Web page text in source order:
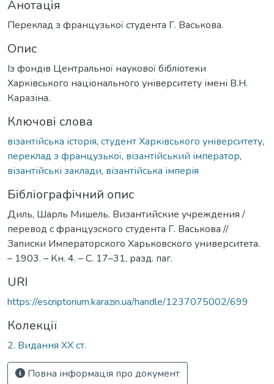
Анотація
Переклад з французької студента Г. Васькова.
Опис
Із фондів Центральної наукової бібліотеки
Харківського національного університету імені В.Н.
Каразіна.
Ключові слова
візантійська історія, студент Харківського університету,
переклад з французької, візантійський імператор,
візантійські заклади, візантійська імперія
Бібліографічний опис
Диль, Шарль Мишель. Византийские учреждения /
перевод с французского студента Г. Васькова //
Записки Императорского Харьковского университета.
– 1903. – Кн. 4. – С. 17–31, разд. паг.
URI
https://escriptorium.karazin.ua/handle/1237075002/699
Колекції
2. Видання ХХ ст.
Повна інформація про документ